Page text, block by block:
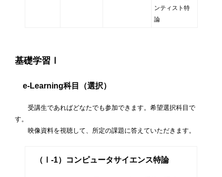
ンティスト特
論
基礎学習Ⅰ
e-Learning科目（選択）
受講生であればどなたでも参加できます。希望選択科目で
す。
映像資料を視聴して、所定の課題に答えていただきます。
（Ⅰ-1）コンピュータサイエンス特論